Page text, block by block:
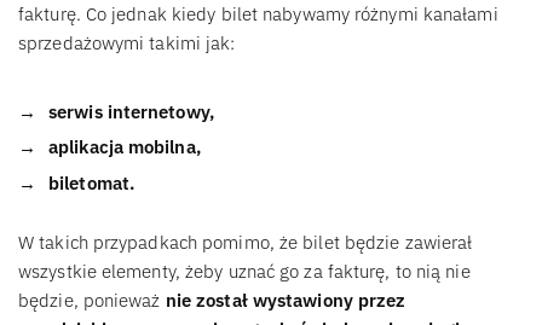
fakturę. Co jednak kiedy bilet nabywamy różnymi kanałami
sprzedażowymi takimi jak:
serwis internetowy,
aplikacja mobilna,
biletomat.
W takich przypadkach pomimo, że bilet będzie zawierał
wszystkie elementy, żeby uznać go za fakturę, to nią nie
będzie, ponieważ nie został wystawiony przez